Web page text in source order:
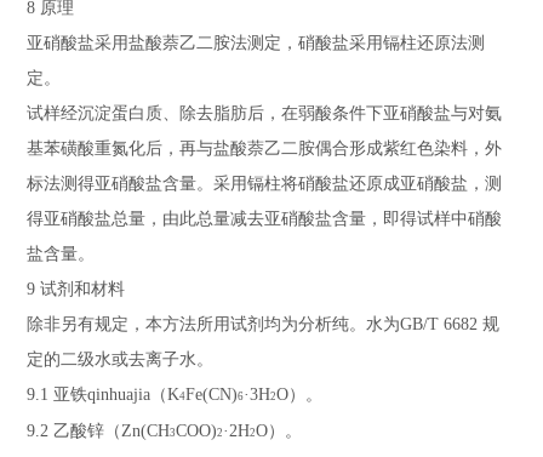
8 原理
亚硝酸盐采用盐酸萘乙二胺法测定，硝酸盐采用镉柱还原法测
定。
试样经沉淀蛋白质、除去脂肪后，在弱酸条件下亚硝酸盐与对氨
基苯磺酸重氮化后，再与盐酸萘乙二胺偶合形成紫红色染料，外
标法测得亚硝酸盐含量。采用镉柱将硝酸盐还原成亚硝酸盐，测
得亚硝酸盐总量，由此总量减去亚硝酸盐含量，即得试样中硝酸
盐含量。
9试剂和材料
除非另有规定，本方法所用试剂均为分析纯。水为GB/T 6682规
定的二级水或去离子水。
9.1 亚铁qinhuajia（K4Fe(CN)6·3H2O）。
9.2 乙酸锌（Zn(CH3COO)2 ·2H2O）。